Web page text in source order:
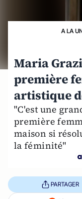
A LA
Maria
première
artistique
"C'est une
première
maison si
la féminité"
PARTAGER